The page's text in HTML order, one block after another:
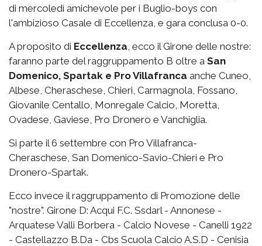
di mercoledì amichevole per i Buglio-boys con
l'ambizioso Casale di Eccellenza, e gara conclusa 0-0.
A proposito di Eccellenza , ecco il Girone delle nostre:
faranno parte del raggruppamento B oltre a San
Domenico, Spartak e Pro Villafranca anche Cuneo,
Albese, Cheraschese, Chieri, Carmagnola, Fossano,
Giovanile Centallo, Monregale Calcio, Moretta,
Ovadese, Gaviese, Pro Dronero e Vanchiglia.
Si parte il 6 settembre con Pro Villafranca-
Cheraschese, San Domenico-Savio-Chieri e Pro
Dronero-Spartak.
Ecco invece il raggruppamento di Promozione delle
"nostre". Girone D: Acqui F.C. Ssdarl - Annonese -
Arquatese Valli Borbera - Calcio Novese - Canelli 1922
- Castellazzo B.Da - Cbs Scuola Calcio A.S.D - Cenisia